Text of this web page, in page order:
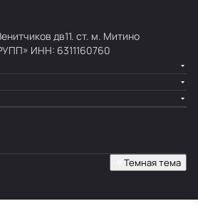
дв11. ст. м. Митино
ИНН: 6311160760
Темная тема